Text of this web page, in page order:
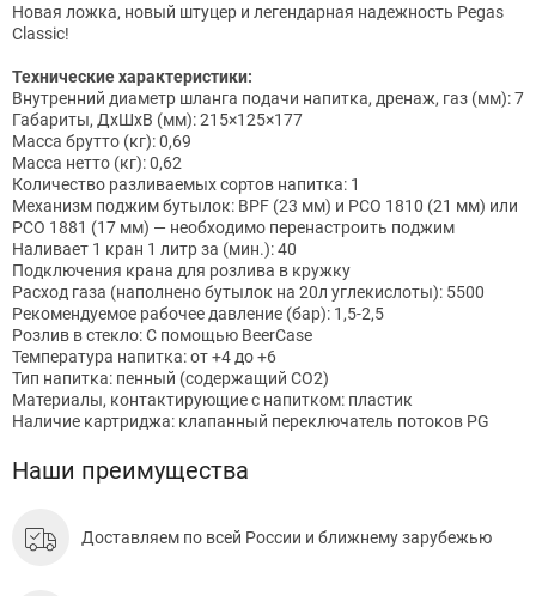
Новая ложка, новый штуцер и легендарная надежность Pegas
Classic!
Технические характеристики:
Внутренний диаметр шланга подачи напитка, дренаж, газ (мм): 7
Габариты, ДхШхВ (мм): 215×125×177
Масса брутто (кг): 0,69
Масса нетто (кг): 0,62
Количество разливаемых сортов напитка: 1
Механизм поджим бутылок: BPF (23 мм) и PCO 1810 (21 мм) или
PCO 1881 (17 мм) — необходимо перенастроить поджим
Наливает 1 кран 1 литр за (мин.): 40
Подключения крана для розлива в кружку
Расход газа (наполнено бутылок на 20л углекислоты): 5500
Рекомендуемое рабочее давление (бар): 1,5-2,5
Розлив в стекло: С помощью BeerCase
Температура напитка: от +4 до +6
Тип напитка: пенный (содержащий CO2)
Материалы, контактирующие с напитком: пластик
Наличие картриджа: клапанный переключатель потоков PG
Наши преимущества
Доставляем по всей России и ближнему зарубежью